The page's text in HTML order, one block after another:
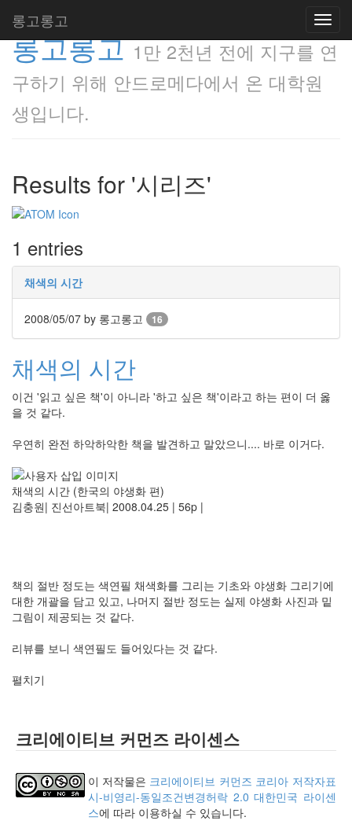
롱고롱고
롱고롱고 1만 2천년 전에 지구를 연
구하기 위해 안드로메다에서 온 대학원
생입니다.
Results for '시리즈'
1 entries
채색의 시간
2008/05/07 by 롱고롱고 16
채색의 시간
이건 '읽고 싶은 책'이 아니라 '하고 싶은 책'이라고 하는 편이 더 옳
을 것 같다.
우연히 완전 하악하악한 책을 발견하고 말았으니.... 바로 이거다.
채색의 시간 (한국의 야생화 편)
김충원| 진선아트북| 2008.04.25 | 56p |
책의 절반 정도는 색연필 채색화를 그리는 기초와 야생화 그리기에
대한 개괄을 담고 있고, 나머지 절반 정도는 실제 야생화 사진과 밑
그림이 제공되는 것 같다.
리뷰를 보니 색연필도 들어있다는 것 같다.
펼치기
크리에이티브 커먼즈 라이센스
이 저작물은 크리에이티브 커먼즈 코리아 저작자표
시-비영리-동일조건변경허락 2.0 대한민국 라이센
스에 따라 이용하실 수 있습니다.